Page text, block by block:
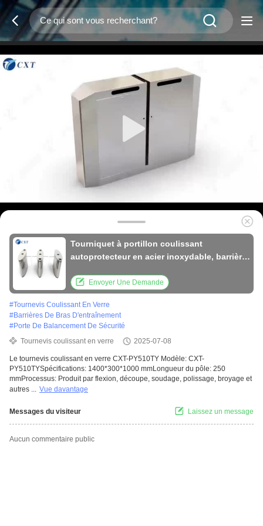
Tourniquet à portillon coulissant
autoprotecteur en acier inoxydable, barrière
Envoyer Une Demande
#Tournevis Coulissant En Verre
#Barrières De Bras D'entraînement
#Porte De Balancement De Sécurité
Tournevis coulissant en verre
2025-07-08
Le tournevis coulissant en verre CXT-PY510TY Modèle: CXT-
PY510TYSpécifications: 1400*300*1000 mmLongueur du pôle: 250
mmProcessus: Produit par flexion, découpe, soudage, polissage, broyage et
autres ... Vue davantage
Messages du visiteur Laissez un message
Aucun commentaire public